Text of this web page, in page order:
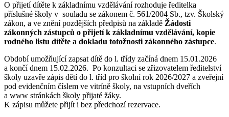
O přijetí dítěte k základnímu vzdělávání rozhoduje ředitelka
příslušné školy v souladu se zákonem č. 561/2004 Sb., tzv. Školský
zákon, a ve znění pozdějších předpisů na základě Žádosti
zákonných zástupců o přijetí k základnímu vzdělávání, kopie
rodného listu dítěte a dokladu totožnosti zákonného zástupce.
Období umožňující zapsat dítě do l. třídy začíná dnem 15.01.2026
a končí dnem 15.02.2026. Po konzultaci se zřizovatelem ředitelství
školy uzavře zápis dětí do l. tříd pro školní rok 2026/2027 a zveřejní
pod evidenčním číslem ve vitríně školy, na vstupních dveřích
a www stránkách školy přijaté žáky.
K zápisu můžete přijít i bez předchozí rezervace.